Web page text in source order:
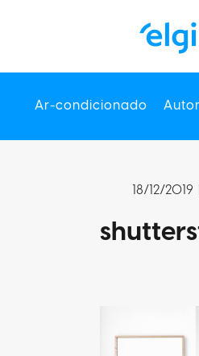
Ar-condicionado
18/12/2019